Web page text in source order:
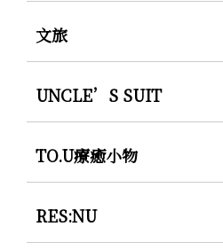
文旅
UNCLE’S SUIT
TO.U療癒小物
RES:NU